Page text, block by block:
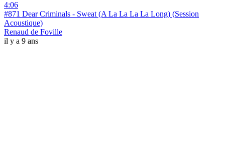
4:06
#871 Dear Criminals - Sweat (A La La La La Long) (Session
Acoustique)
Renaud de Foville
il y a 9 ans